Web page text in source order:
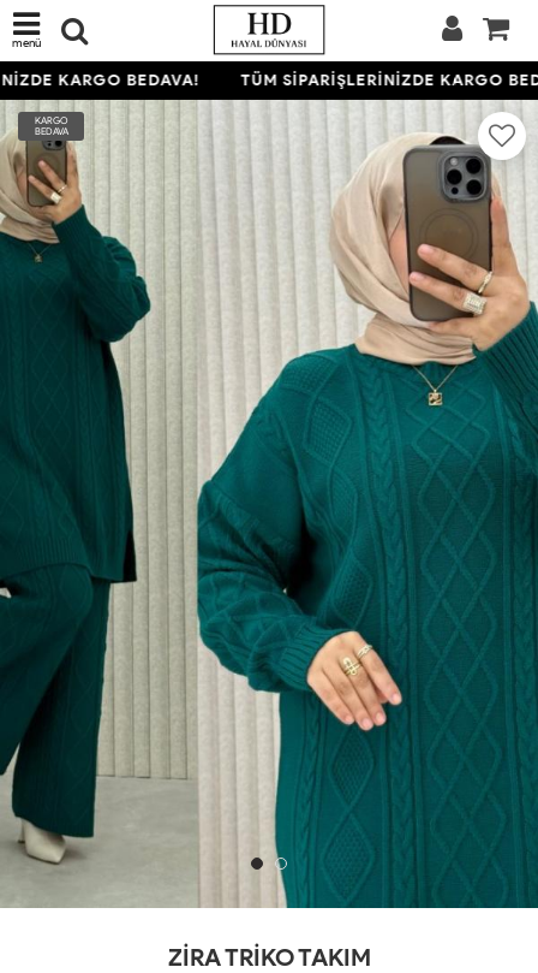
menü
KARGO BEDAVA! TÜM SİPARİŞLERİNİZDE KARGO
KARGO
BEDAVA
ZİRA TRİKO TAKIM